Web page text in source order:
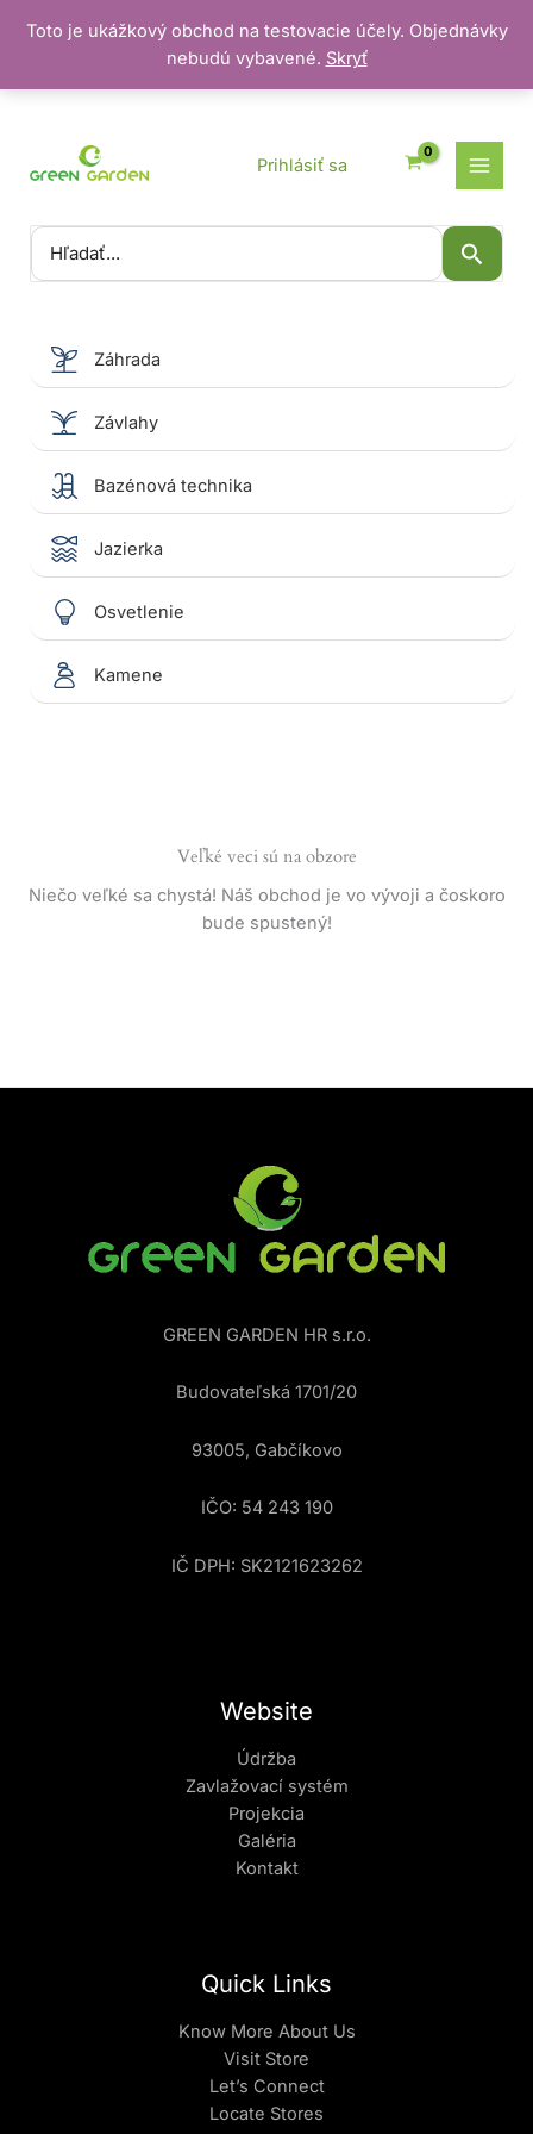
Toto je ukážkový obchod na testovacie účely. Objednávky
nebudú vybavené. Skryť
Vyhľadať:
Prihlásiť sa
Záhrada
Závlahy
Bazénová technika
Jazierka
Osvetlenie
Kamene
Veľké veci sú na obzore
Niečo veľké sa chystá! Náš obchod je vo vývoji a čoskoro
bude spustený!
GREEN GARDEN HR s.r.o.
Budovateľská 1701/20
93005, Gabčíkovo
IČO: 54 243 190
IČ DPH: SK2121623262
Website
Údržba
Zavlažovací systém
Projekcia
Galéria
Kontakt
Quick Links
Know More About Us
Visit Store
Let’s Connect
Locate Stores